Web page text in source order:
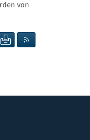
von
SEITE DRUCKEN